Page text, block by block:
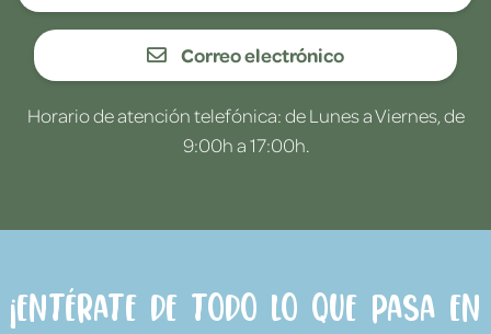
Correo electrónico
Horario de atención telefónica: de Lunes a Viernes, de
9:00h a 17:00h.
¡Entérate de todo lo que pasa en